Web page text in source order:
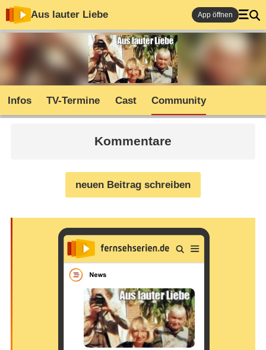
Aus lauter Liebe App öffnen
Infos TV-Termine Cast Community
Kommentare
neuen Beitrag schreiben